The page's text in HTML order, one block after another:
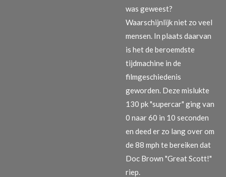
was geweest?
Waarschijnlijk niet zo veel
mensen. In plaats daarvan
is het de beroemdste
tijdmachine in de
filmgeschiedenis
geworden. Deze mislukte
130 pk "supercar" ging van
0 naar 60 in 10 seconden
en deed er zo lang over om
de 88 mph te bereiken dat
Doc Brown "Great Scott!"
riep.